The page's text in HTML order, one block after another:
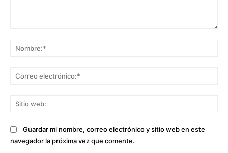
Guardar mi nombre, correo electrónico y sitio web en este
navegador la próxima vez que comente.